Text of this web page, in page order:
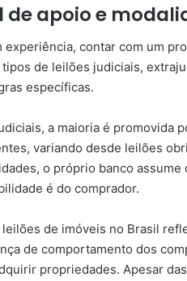
de apoio e
experiência, contar com um
de leilões judiciais,
específicas.
a maioria é promovida
variando desde leilões
o próprio banco
é do comprador.
de imóveis no Brasil
de comportamento dos
propriedades. Apesar